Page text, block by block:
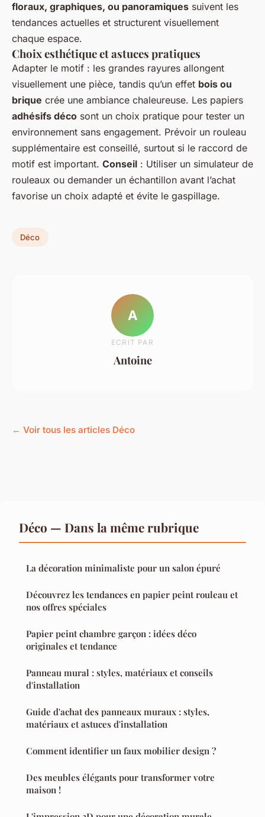
floraux, graphiques, ou panoramiques suivent les
tendances actuelles et structurent visuellement
chaque espace.
Choix esthétique et astuces pratiques
Adapter le motif : les grandes rayures allongent
visuellement une pièce, tandis qu’un effet bois ou
brique crée une ambiance chaleureuse. Les papiers
adhésifs déco sont un choix pratique pour tester un
environnement sans engagement. Prévoir un rouleau
supplémentaire est conseillé, surtout si le raccord de
motif est important. Conseil : Utiliser un simulateur de
rouleaux ou demander un échantillon avant l’achat
favorise un choix adapté et évite le gaspillage.
Déco
A
ECRIT PAR
Antoine
← Voir tous les articles Déco
Déco — Dans la même rubrique
La décoration minimaliste pour un salon épuré
Découvrez les tendances en papier peint rouleau et
nos offres spéciales
Papier peint chambre garçon : idées déco
originales et tendance
Panneau mural : styles, matériaux et conseils
d'installation
Guide d'achat des panneaux muraux : styles,
matériaux et astuces d'installation
Comment identifier un faux mobilier design ?
Des meubles élégants pour transformer votre
maison !